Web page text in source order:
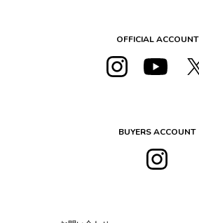
OFFICIAL ACCOUNT
BUYERS ACCOUNT